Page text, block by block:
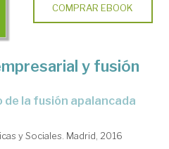
COMPRAR EBOOK
y fusión
de la fusión apalancada
y Sociales. Madrid, 2016